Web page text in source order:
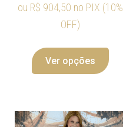
ou R$ 904,50 no PIX (10%
OFF)
Ver opções